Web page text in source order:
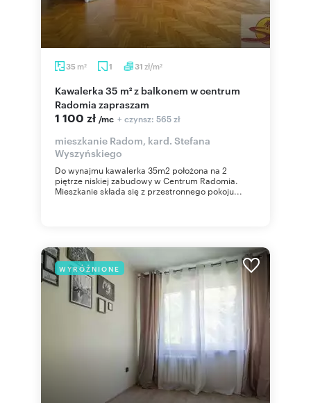
35 m2 1 31 zł/m2
Kawalerka 35 m² z balkonem w centrum
Radomia zapraszam
1 100 zł /mc + czynsz: 565 zł
mieszkanie Radom, kard. Stefana
Wyszyńskiego
Do wynajmu kawalerka 35m2 położona na 2
piętrze niskiej zabudowy w Centrum Radomia.
Mieszkanie składa się z przestronnego pokoju...
WYRÓŻNIONE